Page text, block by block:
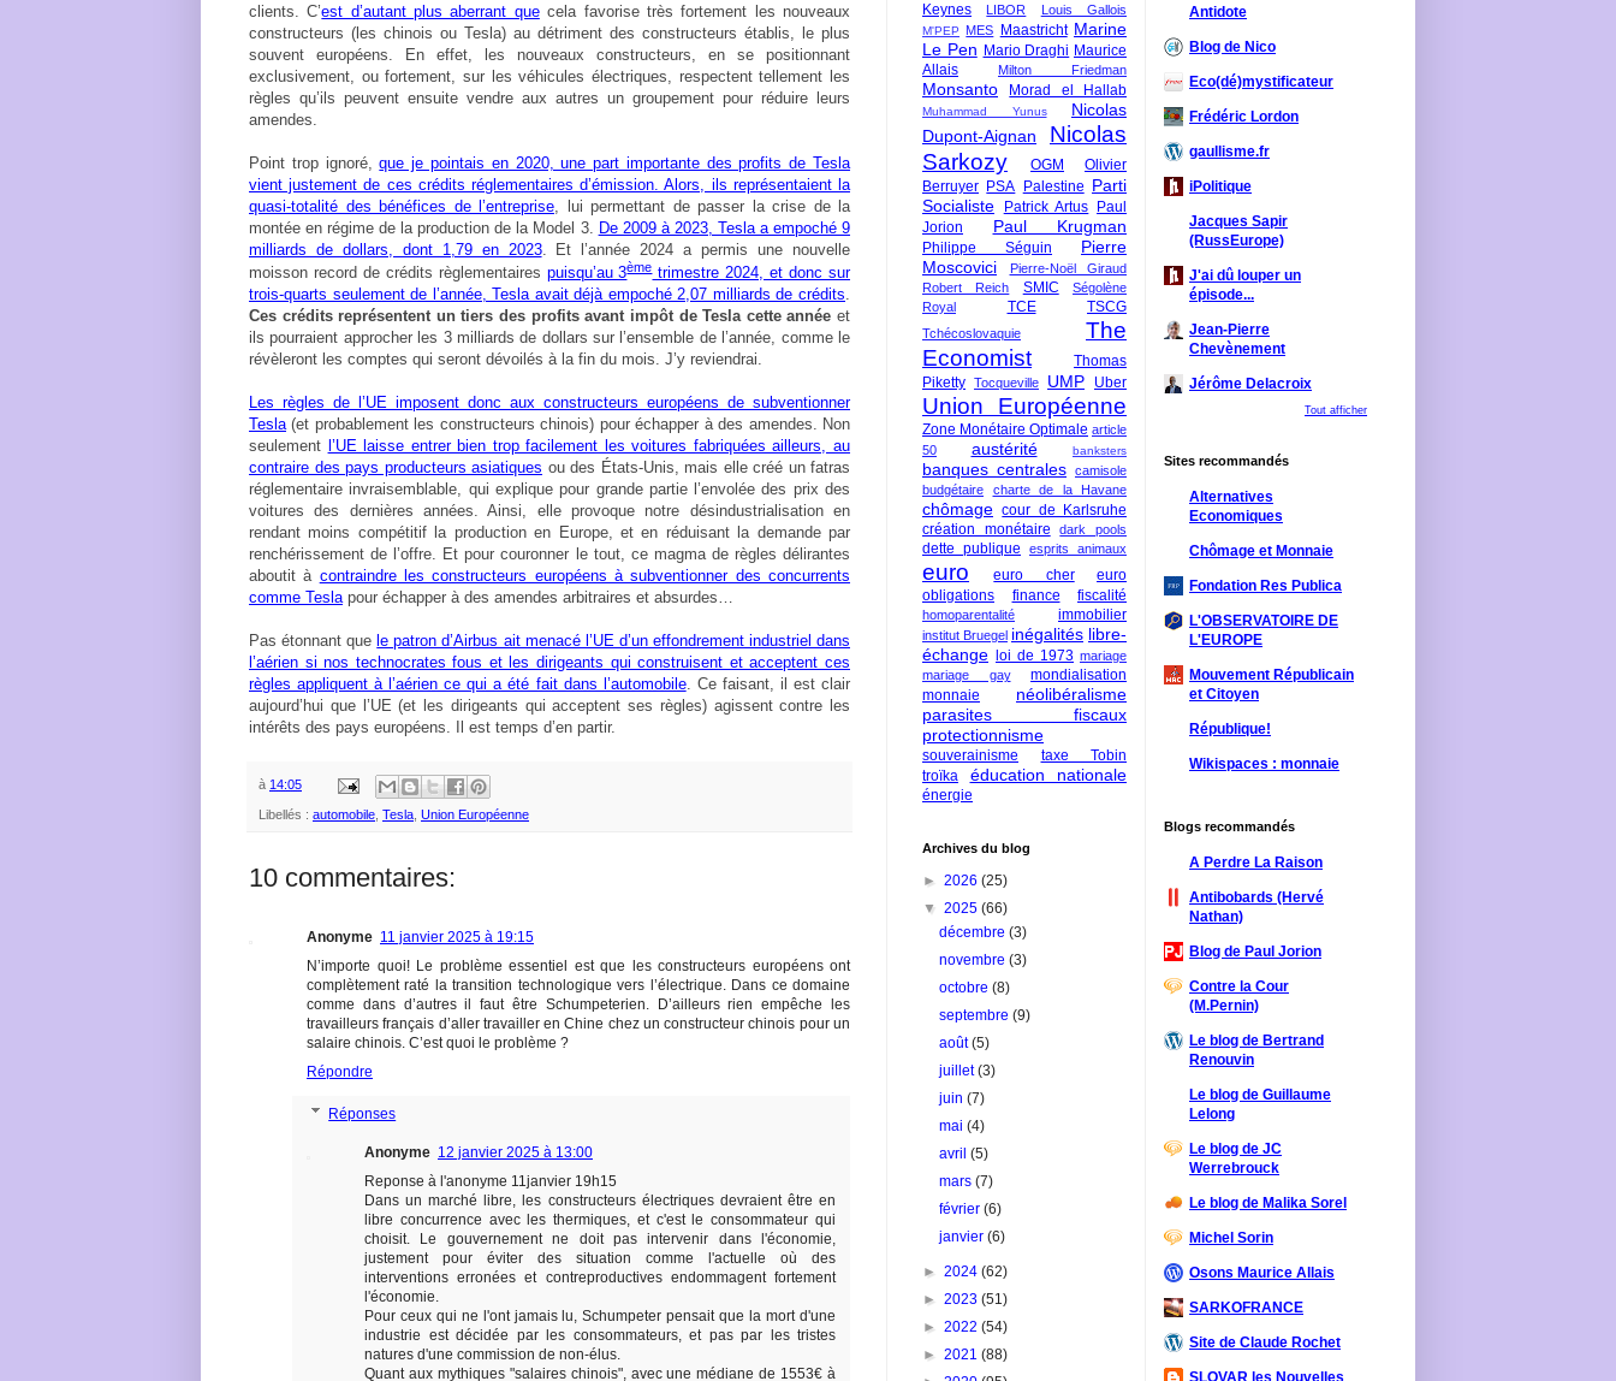
clients. C’est d’autant plus aberrant quecela favorise très fortement les nouveaux
constructeurs (les chinois ou Tesla) au détriment des constructeurs établis, le plus
souvent européens. En effet, les nouveaux constructeurs, en se positionnant
exclusivement, ou fortement, sur les véhicules électriques, respectent tellement les
règles qu’ils peuvent ensuite vendre aux autres un groupement pour réduire leurs
amendes.
Point trop ignoré,que je pointais en 2020, une part importante des profits de Tesla
vient justement de ces crédits réglementaires d’émission. Alors, ils représentaient la
quasi-totalité des bénéfices de l’entreprise , lui permettant de passer la crise de la
montée en régime de la production de la Model 3.
De 2009 à 2023, Tesla a empoché 9
milliards de dollars, dont 1,79 en 2023. Et l’année 2024 a permis une nouvelle
moisson record de crédits règlementaires puisqu’au 3èmetrimestre 2024, et donc sur
trois-quarts seulement de l’année, Tesla avait déjà empoché 2,07 milliards de crédits.
Ces crédits représentent un tiers des profits avant impôt de Tesla cette année et
ils pourraient approcher les 3 milliards de dollars sur l’ensemble de l’année, comme le
révèleront les comptes qui seront dévoilés à la fin du mois. J’y reviendrai.
Les règles de l’UE imposent donc aux constructeurs européens de subventionner
Tesla(et probablement les constructeurs chinois) pour échapper à des amendes. Non
seulement l’UE laisse entrer bien trop facilement les voitures fabriquées ailleurs, au
contraire des pays producteurs asiatiques ou des États-Unis, mais elle créé un fatras
réglementaire invraisemblable, qui explique pour grande partie l’envolée des prix des
voitures des dernières années. Ainsi, elle provoque notre désindustrialisation en
rendant moins compétitif la production en Europe, et en réduisant la demande par
renchérissement de l’offre. Et pour couronner le tout, ce magma de règles délirantes
aboutit à contraindre les constructeurs européens à subventionner des concurrents
comme Teslapour échapper à des amendes arbitraires et absurdes…
Pas étonnant que le patron d’Airbus ait menacé l’UE d’un effondrement industriel dans
l’aérien si nos technocrates fous et les dirigeants qui construisent et acceptent ces
règles appliquent à l’aérien ce qui a été fait dans l’automobile. Ce faisant, il est clair
aujourd’hui que l’UE (et les dirigeants qui acceptent ses règles) agissent contre les
intérêts des pays européens. Il est temps d’en partir.
à 14:05
Libellés : automobile Tesla Union Européenne
10 commentaires:
Anonyme 11 janvier 2025 à 19:15
N’importe quoi! Le problème essentiel est que les constructeurs européens ont
complètement raté la transition technologique vers l’électrique. Dans ce domaine
comme dans d’autres il faut être Schumpeterien. D’ailleurs rien empêche les
travailleurs français d’aller travailler en Chine chez un constructeur chinois pour un
salaire chinois. C’est quoi le problème ?
Répondre
Réponses
Anonyme 12 janvier 2025 à 13:00
Reponse à l'anonyme 11janvier 19h15
Dans un marché libre, les constructeurs électriques devraient être en
libre concurrence avec les thermiques, et c'est le consommateur qui
choisit. Le gouvernement ne doit pas intervenir dans l'économie,
justement pour éviter des situation comme l'actuelle où des
interventions erronées et contreproductives endommagent fortement
l'économie.
Pour ceux qui ne l'ont jamais lu, Schumpeter pensait que la mort d'une
industrie est décidée par les consommateurs, et pas par les tristes
natures d'une commission de non-élus.
Quant aux mythiques "salaires chinois", avec une médiane de 1553€ à
Keynes LIBOR Louis Gallois
M'PEP MES Maastricht Marine
Le Pen Mario Draghi Maurice
Allais
Milton Friedman
Monsanto Morad el Hallab
Muhammad Yunus
Nicolas
Dupont-Aignan
Nicolas
Sarkozy
OGM
Olivier
Berruyer PSA Palestine Parti
Socialiste
Patrick Artus
Paul
Jorion
Paul Krugman
Philippe Séguin
Pierre
Moscovici
Pierre-Noël Giraud
Robert Reich
SMIC
Ségolène
Royal
TCE TSCG
Tchécoslovaquie
The
Economist
Thomas
Piketty Tocqueville UMP Uber
Union Européenne
Zone Monétaire Optimale article
50
austérité banksters
banques centrales camisole
budgétaire
charte de la Havane
chômage cour de Karlsruhe
création monétaire
dark pools
dette publique esprits animaux
euro euro cher
euro
obligations
finance fiscalité
homoparentalité immobilier
institut Bruegel inégalités libre-
échange
loi de 1973 mariage
mariage gay
mondialisation
monnaie
néolibéralisme
parasites fiscaux
protectionnisme
souverainisme
taxe Tobin
troïka
éducation nationale
énergie
Archives du blog
► 2026 (25)
▼ 2025 (66)
décembre(3)
novembre(3)
octobre(8)
septembre(9)
août(5)
juillet(3)
juin(7)
mai(4)
avril(5)
mars(7)
février(6)
janvier(6)
► 2024 (62)
► 2023 (51)
► 2022 (54)
► 2021 (88)
Antidote
Blog de Nico
Eco(dé)mystificateur
Frédéric Lordon
gaullisme.fr
iPolitique
Jacques Sapir
(RussEurope)
J'ai dû louper un
épisode...
Jean-Pierre
Chevènement
Jérôme Delacroix
Tout afficher
Sites recommandés
Alternatives
Economiques
Chômage et Monnaie
Fondation Res Publica
L'OBSERVATOIRE DE
L'EUROPE
Mouvement Républicain
et Citoyen
République!
Wikispaces : monnaie
Blogs recommandés
A Perdre La Raison
Antibobards (Hervé
Nathan)
Blog de Paul Jorion
Contre la Cour
(M.Pernin)
Le blog de Bertrand
Renouvin
Le blog de Guillaume
Lelong
Le blog de JC
Werrebrouck
Le blog de Malika Sorel
Michel Sorin
Osons Maurice Allais
SARKOFRANCE
Site de Claude Rochet
SLOVAR les Nouvelles